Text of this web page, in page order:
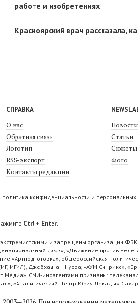
работе и изобретениях
Красноярский врач рассказала,
СПРАВКА
О нас
Обратная связь
Логотип
RSS-экспорт
Контакты редакции
Новости
Статьи
Сюжеты
Фото
политика конфиденциальности и
Ctrl + Enter.
и запрещены организации
союз», «Движение против
«Артподготовка», общероссийская
ИГИЛ), Джебхад-ан-Нусра, «АУМ Синрике»,
Медиа». СМИ-иноагентами признаны:
«Аналитический Центр Юрия Левады»,